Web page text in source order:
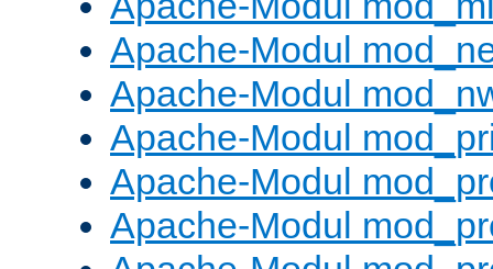
Apache-Modul
Apache-Modul
Apache-Modul
Apache-Modul
Apache-Modul